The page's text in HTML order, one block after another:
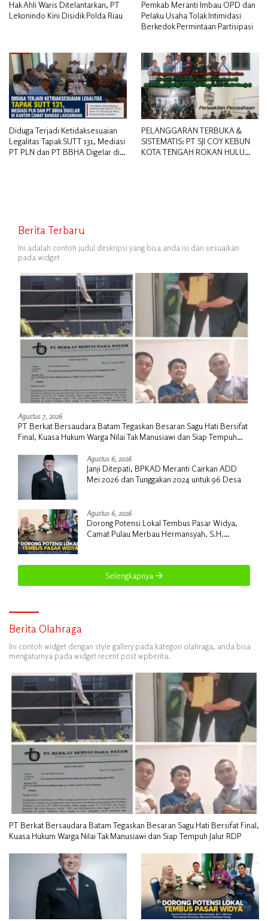
Hak Ahli Waris Ditelantarkan, PT
Lekonindo Kini Disidik Polda Riau
Pemkab Meranti Imbau OPD dan
Pelaku Usaha Tolak Intimidasi
Berkedok Permintaan Partisipasi
Diduga Terjadi Ketidaksesuaian
Legalitas Tapak SUTT 131, Mediasi
PT PLN dan PT BBHA Digelar di
PELANGGARAN TERBUKA &
SISTEMATIS: PT SJI COY KEBUN
KOTA TENGAH ROKAN HULU
Berita Terbaru
Ini adalah contoh judul deskripsi yang bisa anda isi dan sesuaikan
pada widget
Agustus 7, 2026
PT Berkat Bersaudara Batam Tegaskan Besaran Sagu Hati Bersifat
Final, Kuasa Hukum Warga Nilai Tak Manusiawi dan Siap Tempuh
Agustus 6, 2026
Janji Ditepati, BPKAD Meranti Cairkan ADD
Mei 2026 dan Tunggakan 2024 untuk 96 Desa
Agustus 6, 2026
Dorong Potensi Lokal Tembus Pasar Widya,
Camat Pulau Merbau Hermansyah, S.H.
Selengkapnya
Berita Olahraga
Ini contoh widget dengan style gallery pada kategori olahraga, anda bisa
mengaturnya pada widget recent post wpberita.
PT Berkat Bersaudara Batam Tegaskan Besaran Sagu Hati Bersifat Final,
Kuasa Hukum Warga Nilai Tak Manusiawi dan Siap Tempuh Jalur RDP